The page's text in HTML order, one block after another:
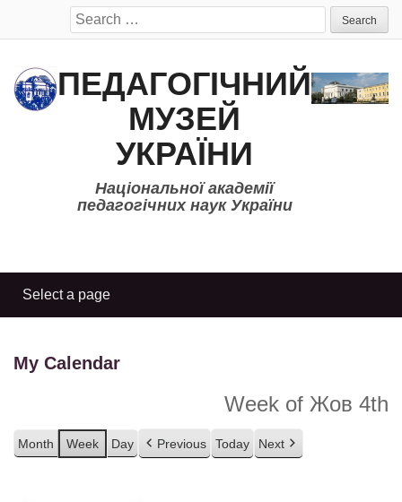
Search
for:
ПЕДАГОГІЧНИЙ
МУЗЕЙ
УКРАЇНИ
Національної академії
педагогічних наук України
My Calendar
Week of Жов 4th
Month Week Day Previous Today Next